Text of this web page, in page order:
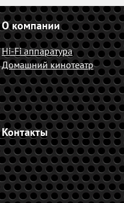
О компании
Hi-Fi аппаратура
Домашний кинотеатр
Контакты